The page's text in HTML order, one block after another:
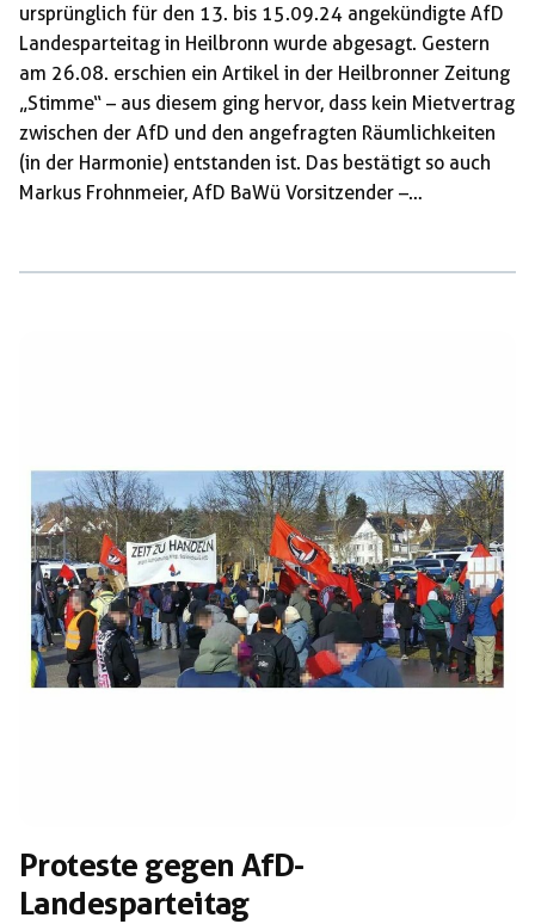
ursprünglich für den 13. bis 15.09.24 angekündigte AfD
Landesparteitag in Heilbronn wurde abgesagt. Gestern
am 26.08. erschien ein Artikel in der Heilbronner Zeitung
„Stimme“ – aus diesem ging hervor, dass kein Mietvertrag
zwischen der AfD und den angefragten Räumlichkeiten
(in der Harmonie) entstanden ist. Das bestätigt so auch
Markus Frohnmeier, AfD BaWü Vorsitzender –
Proteste gegen AfD-
Landesparteitag